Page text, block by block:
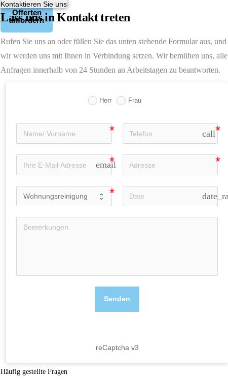
Offerten
anfordern
Kontaktieren Sie uns
Lass uns in Kontakt treten
Rufen Sie uns an oder füllen Sie das unten stehende Formular aus, und
wir werden uns mit Ihnen in Verbindung setzen. Wir bemühen uns, alle
Anfragen innerhalb von 24 Stunden an Arbeitstagen zu beantworten.
Herr Frau
call
email
Senden
reCaptcha v3
Häufig gestellte Fragen